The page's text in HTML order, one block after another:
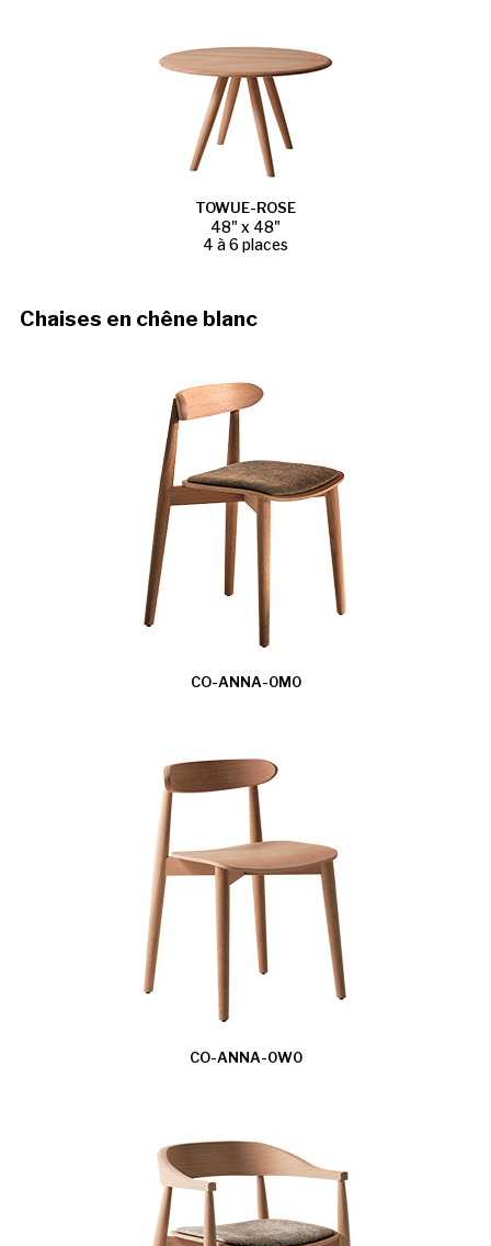
TOWUE-ROSE
48" x 48"
4 à 6 places
Chaises en chêne blanc
CO-ANNA-0M0
CO-ANNA-0W0